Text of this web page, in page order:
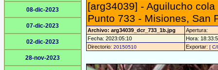
08-dic-2023
07-dic-2023
02-dic-2023
28-nov-2023
[arg34039] - Aguilucho
Punto 733 - Misiones, San
Archivo: arg34039_dcr_733_1b.jpg
Apertura:
Fecha: 2023:05:10
Hora:
Directorio: 20150510 Exportar: [ C/